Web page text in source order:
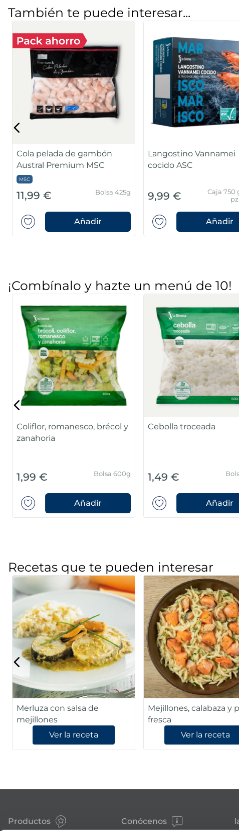
También te puede interesar...
Cola pelada de gambón
Austral Premium MSC
MSC
11,99 € Bolsa 425g
Añadir
Langostino Vannamei
cocido ASC
9,99 €
Caja 750
Añadir
¡Combínalo y hazte un menú de 10!
Coliflor, romanesco, brécol y
zanahoria
1,99 € Bolsa 600g
Añadir
Cebolla troceada
1,49 €
Añadir
Recetas que te pueden interesar
Merluza con salsa de
mejillones
Ver la receta
Mejillones, calabaza y
fresca
Ver la receta
Productos Conócenos